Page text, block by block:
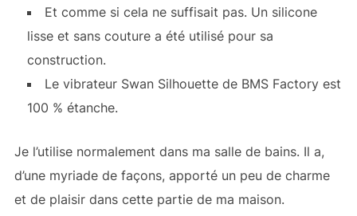
Et comme si cela ne suffisait pas. Un silicone
lisse et sans couture a été utilisé pour sa
construction.
Le vibrateur Swan Silhouette de BMS Factory est
100 % étanche.
Je l’utilise normalement dans ma salle de bains. Il a,
d’une myriade de façons, apporté un peu de charme
et de plaisir dans cette partie de ma maison.